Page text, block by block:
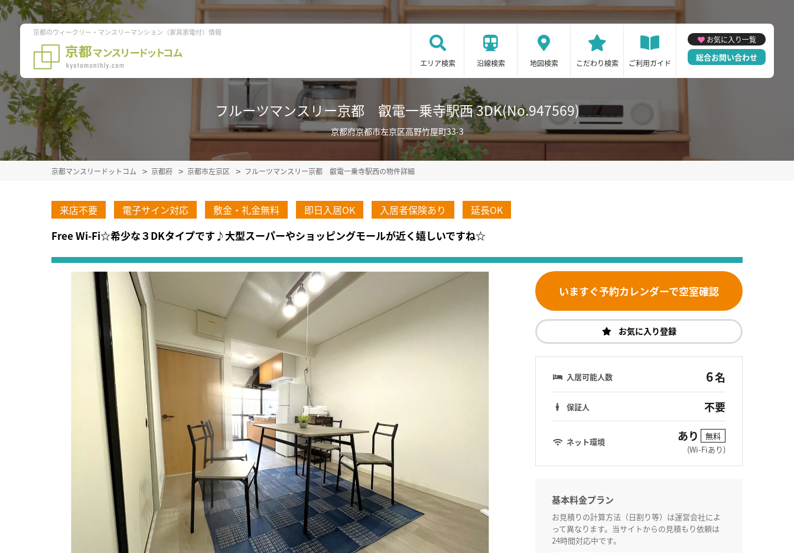
京都のウィークリー・マンスリーマンション（家具家電付）情報
エリア検索 沿線検索 地図検索 こだわり検索 ご利用ガイド
お気に入り一覧
総合お問い合わせ
フルーツマンスリー京都 叡電一乗寺駅西 3DK(No.947569)
京都府京都市左京区高野竹屋町33-3
京都マンスリードットコム 京都府 京都市左京区 フルーツマンスリー京都 叡電一乗寺駅西の物件詳細
来店不要 電子サイン対応 敷金・礼金無料 即日入居OK 入居者保険あり 延長OK
Free Wi-Fi☆希少な３DKタイプです♪大型スーパーやショッピングモールが近く嬉しいですね☆
いますぐ予約カレンダーで空室確認
お気に入り登録
入居可能人数 6名
保証人 不要
ネット環境 あり
無料
(Wi-Fiあり)
基本料金プラン
お見積りの計算方法（日割り等）は運営会社によ
って異なります。当サイトからの見積もり依頼は
24時間対応中です。